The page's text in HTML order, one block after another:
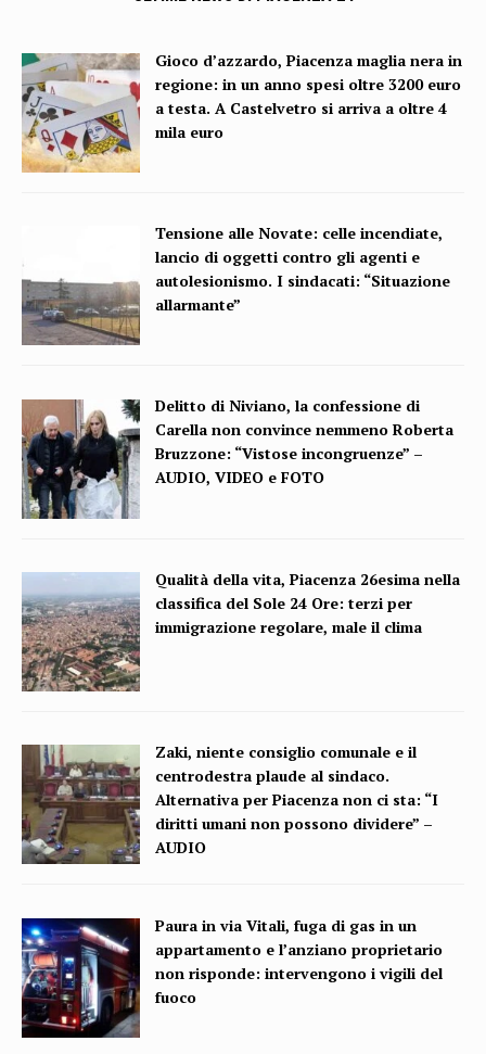
Gioco d’azzardo, Piacenza maglia nera in
regione: in un anno spesi oltre 3200 euro
a testa. A Castelvetro si arriva a oltre 4
mila euro
Tensione alle Novate: celle incendiate,
lancio di oggetti contro gli agenti e
autolesionismo. I sindacati: “Situazione
allarmante”
Delitto di Niviano, la confessione di
Carella non convince nemmeno Roberta
Bruzzone: “Vistose incongruenze” –
AUDIO, VIDEO e FOTO
Qualità della vita, Piacenza 26esima nella
classifica del Sole 24 Ore: terzi per
immigrazione regolare, male il clima
Zaki, niente consiglio comunale e il
centrodestra plaude al sindaco.
Alternativa per Piacenza non ci sta: “I
diritti umani non possono dividere” –
AUDIO
Paura in via Vitali, fuga di gas in un
appartamento e l’anziano proprietario
non risponde: intervengono i vigili del
fuoco